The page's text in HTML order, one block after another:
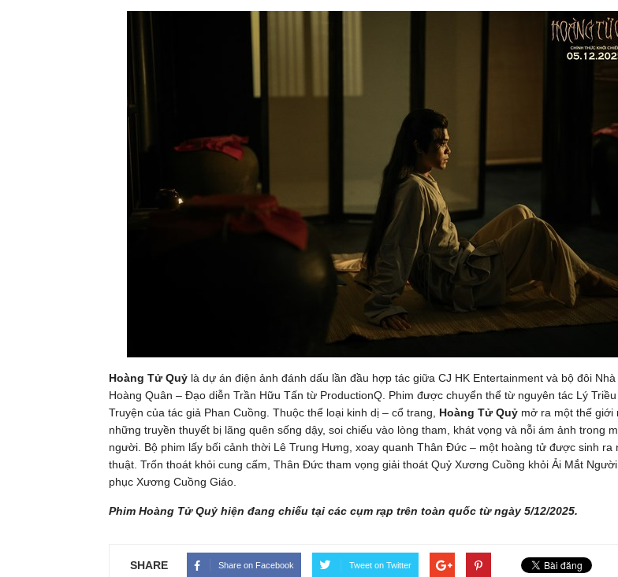
Hoàng Tử Quỷ là dự án điện ảnh đánh dấu lần đầu hợp tác giữa CJ HK Entertainment và bộ đôi
Hoàng Quân – Đạo diễn Trần Hữu Tấn từ ProductionQ. Phim được chuyển thể từ nguyên tác Lý
Truyện của tác giả Phan Cuồng. Thuộc thể loại kinh dị – cổ trang, Hoàng Tử Quỷ mở ra một thế giới
những truyền thuyết bị lãng quên sống dậy, soi chiếu vào lòng tham, khát vọng và nỗi ám ảnh trong
người. Bộ phim lấy bối cảnh thời Lê Trung Hưng, xoay quanh Thân Đức – một hoàng tử được sinh ra
thuật. Trốn thoát khỏi cung cấm, Thân Đức tham vọng giải thoát Quỷ Xương Cuồng khỏi Ải Mắt
phục Xương Cuồng Giáo.
Phim Hoàng Tử Quỷ hiện đang chiếu tại các cụm rạp trên toàn quốc từ ngày 5/12/2025.
SHARE Share on Facebook Tweet on Twitter